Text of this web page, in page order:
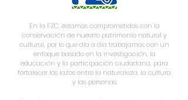
En la FZC, estamos comprometidos con la
conservación de nuestro patrimonio natural y
cultural, por lo que día a día trabajamos con un
enfoque basado en la investigación, la
educación y la participación ciudadana, para
fortalecer los lazos entre la naturaleza, la cultura
y las personas.